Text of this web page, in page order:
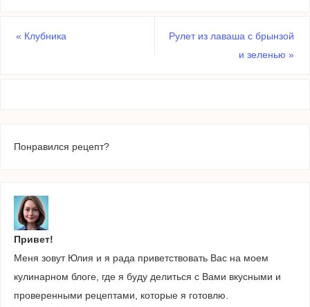
« Клубника
Рулет из лаваша с брынзой
и зеленью»
Понравился рецепт?
Привет!
Меня зовут Юлия и я рада приветствовать Вас на моем
кулинарном блоге, где я буду делиться с Вами вкусными и
проверенными рецептами, которые я готовлю.